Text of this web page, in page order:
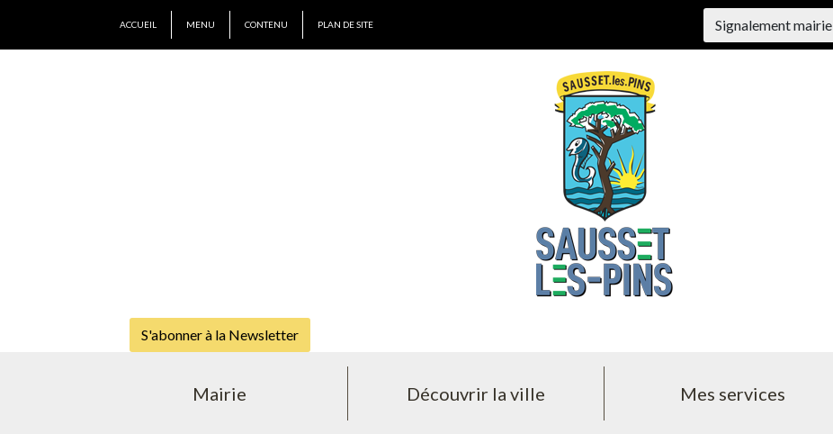
ACCUEIL MENU CONTENU PLAN DE SITE Signalement mairie
S'abonner à la Newsletter
Mairie Découvrir la ville Mes services